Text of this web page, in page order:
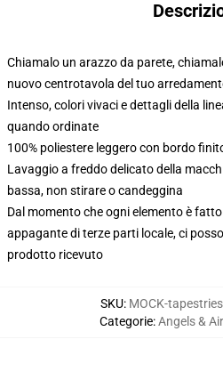
Chiamalo un arazzo da parete,
nuovo centrotavola del tuo
Intenso, colori vivaci e dettagli della
quando ordinate
100% poliestere leggero con bordo
Lavaggio a freddo delicato della
bassa, non stirare o candeggina
Dal momento che ogni elemento è
appagante di terze parti locale, ci
prodotto ricevuto
SKU: MOCK-
Categorie:Angels &